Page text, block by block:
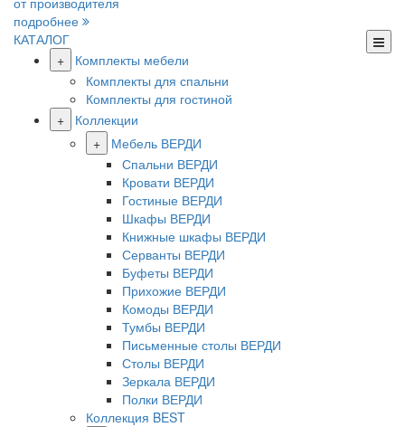
подробнее
КАТАЛОГ
+
Комплекты мебели
Комплекты для спальни
Комплекты для гостиной
+
Коллекции
+
Мебель ВЕРДИ
Спальни ВЕРДИ
Кровати ВЕРДИ
Гостиные ВЕРДИ
Шкафы ВЕРДИ
Книжные шкафы ВЕРДИ
Серванты ВЕРДИ
Буфеты ВЕРДИ
Прихожие ВЕРДИ
Комоды ВЕРДИ
Тумбы ВЕРДИ
Письменные столы ВЕРДИ
Столы ВЕРДИ
Зеркала ВЕРДИ
Полки ВЕРДИ
Коллекция BEST